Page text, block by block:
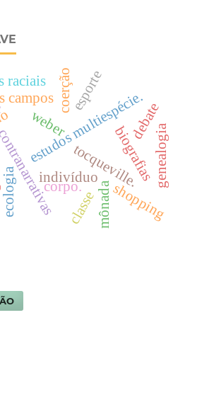
ecologia
estudos multiespécie.
weber
tocqueville.
indivíduo
mônada
corpo.
campos coerção
biografias
classe
esporte
debate
raciais
shopping
genealogia